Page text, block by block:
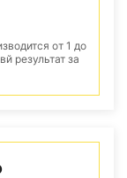
от 1 до
результат за